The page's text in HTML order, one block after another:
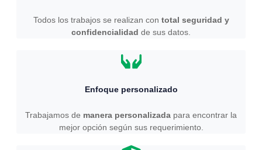
Todos los trabajos se realizan con total seguridad y
confidencialidad de sus datos.
Enfoque personalizado
Trabajamos de manera personalizada para encontrar la
mejor opción según sus requerimiento.